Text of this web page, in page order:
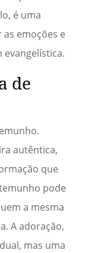
é uma
emoções e
de
autêntica,
que
pode
a mesma
A adoração,
mas uma